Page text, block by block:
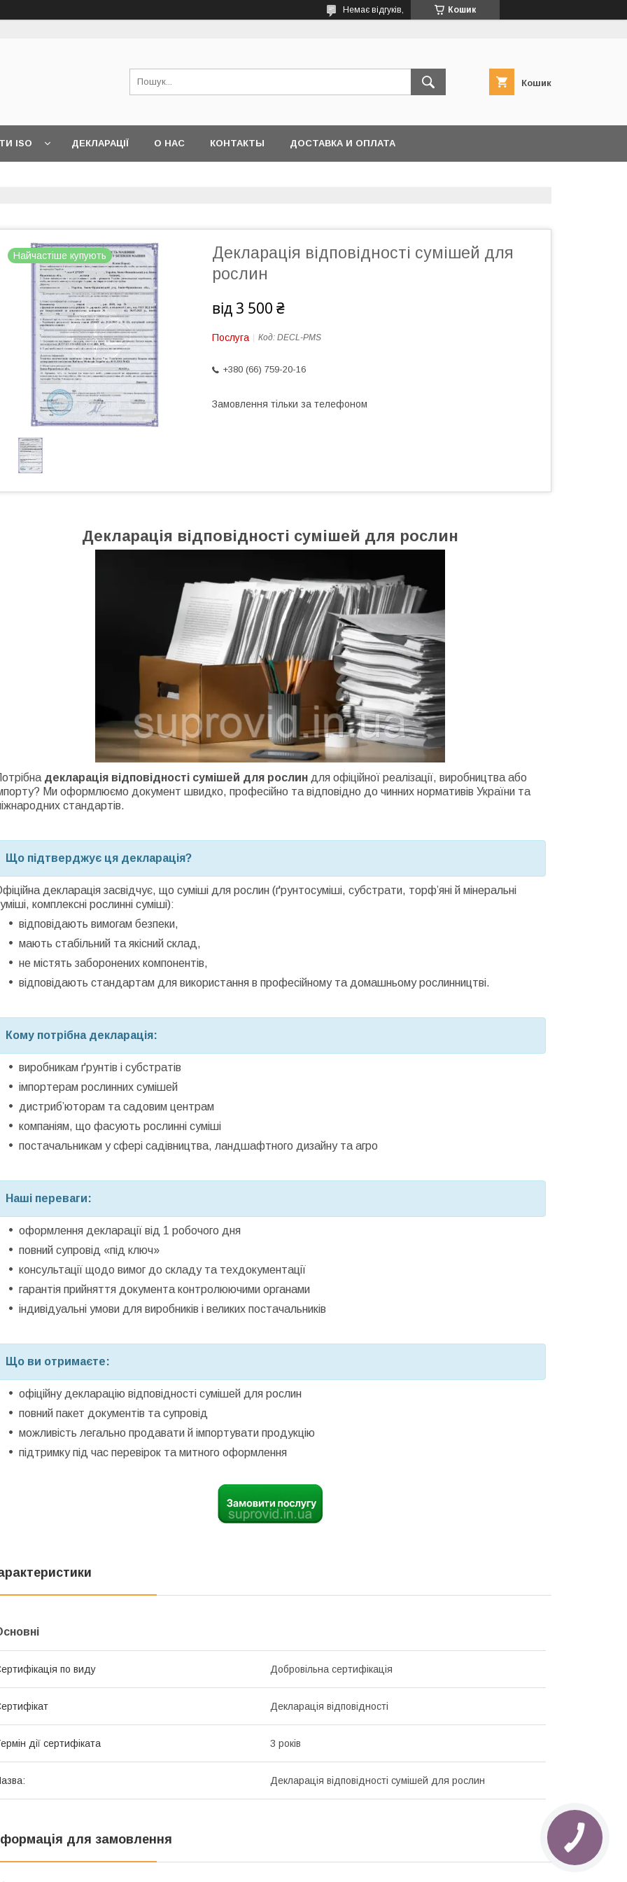
Кошик
Немає відгуків,
Кошик
ISO ДЕКЛАРАЦІЇ О НАС КОНТАКТЫ ДОСТАВКА И ОПЛАТА
Найчастіше купують
Декларація відповідності сумішей для
рослин
від 3 500 ₴
Послуга Код: DECL-PMS
+380 (66) 759-20-16
Замовлення тільки за телефоном
Декларація відповідності сумішей для рослин
декларація відповідності сумішей для рослин для офіційної реалізації, виробництва або
Ми оформлюємо документ швидко, професійно та відповідно до чинних нормативів України та
стандартів.
Що підтверджує ця декларація?
декларація засвідчує, що суміші для рослин (ґрунтосуміші, субстрати, торф’яні й мінеральні
комплексні рослинні суміші):
відповідають вимогам безпеки,
мають стабільний та якісний склад,
не містять заборонених компонентів,
відповідають стандартам для використання в професійному та домашньому рослинництві.
Кому потрібна декларація:
виробникам ґрунтів і субстратів
імпортерам рослинних сумішей
дистриб’юторам та садовим центрам
компаніям, що фасують рослинні суміші
постачальникам у сфері садівництва, ландшафтного дизайну та агро
Наші переваги:
оформлення декларації від 1 робочого дня
повний супровід «під ключ»
консультації щодо вимог до складу та техдокументації
гарантія прийняття документа контролюючими органами
індивідуальні умови для виробників і великих постачальників
Що ви отримаєте:
офіційну декларацію відповідності сумішей для рослин
повний пакет документів та супровід
можливість легально продавати й імпортувати продукцію
підтримку під час перевірок та митного оформлення
по виду Добровільна сертифікація
Декларація відповідності
дії сертифіката 3 років
Декларація відповідності сумішей для рослин
для замовлення